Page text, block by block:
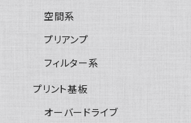
空間系
プリアンプ
フィルター系
プリント基板
オーバードライブ